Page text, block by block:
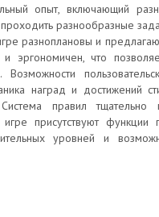
опыт, включающий
разнообразные
разноплановы и
эргономичен, что
наград и достижений
правил тщательно
присутствуют функции
уровней и